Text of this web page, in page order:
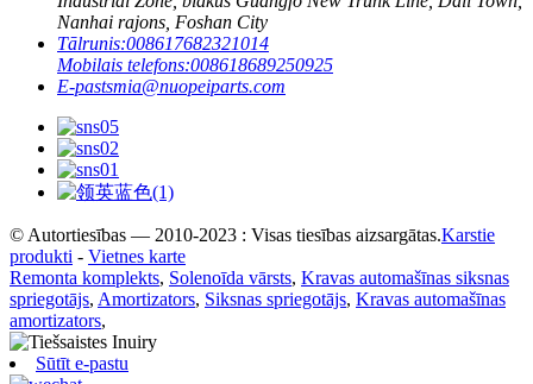
Nanhai rajons, Foshan City
Tālrunis:008617682321014
Mobilais telefons:008618689250925
E-pastsmia@nuopeiparts.com
© Autortiesības — 2010-2023 : Visas tiesības aizsargātas.Karstie
produkti - Vietnes karte
Remonta komplekts, Solenoīda vārsts, Kravas automašīnas siksnas
spriegotājs, Amortizators, Siksnas spriegotājs, Kravas automašīnas
amortizators,
Sūtīt e-pastu